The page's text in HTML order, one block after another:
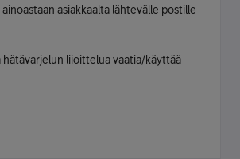
asiakkaalta lähtevälle postille
hätävarjelun liioittelua vaatia/käyttää